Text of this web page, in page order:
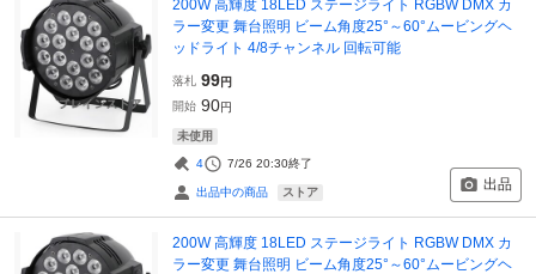
200W 高輝度 18LED ステージライト RGBW DMX カ
ラー変更 舞台照明 ビーム角度25°～60°ムービングヘ
ッドライト 4/8チャンネル 回転可能
落札 99円
開始 90円
未使用
4 7/26 20:30終了
出品中の商品 ストア 出品
200W 高輝度 18LED ステージライト RGBW DMX カ
ラー変更 舞台照明 ビーム角度25°～60°ムービングヘ